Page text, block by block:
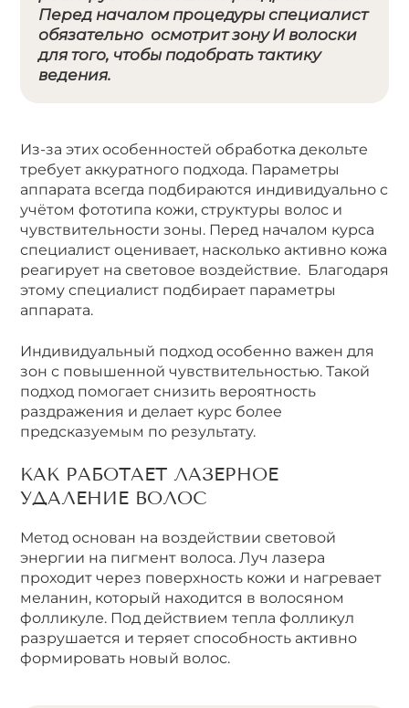
Перед началом процедуры специалист
обязательно осмотрит зону И волоски
для того, чтобы подобрать тактику
ведения.
Из-за этих особенностей обработка декольте
требует аккуратного подхода. Параметры
аппарата всегда подбираются индивидуально с
учётом фототипа кожи, структуры волос и
чувствительности зоны. Перед началом курса
специалист оценивает, насколько активно кожа
реагирует на световое воздействие. Благодаря
этому специалист подбирает параметры
аппарата.
Индивидуальный подход особенно важен для
зон с повышенной чувствительностью. Такой
подход помогает снизить вероятность
раздражения и делает курс более
предсказуемым по результату.
КАК РАБОТАЕТ ЛАЗЕРНОЕ
УДАЛЕНИЕ ВОЛОС
Метод основан на воздействии световой
энергии на пигмент волоса. Луч лазера
проходит через поверхность кожи и нагревает
меланин, который находится в волосяном
фолликуле. Под действием тепла фолликул
разрушается и теряет способность активно
формировать новый волос.